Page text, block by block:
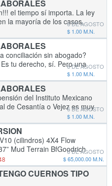
el tiempo sí importa. La ley
la mayoría de los casos,
para demandar un
Dejar pasar el tiempo
6 DE AGOSTO
$ 1.00 M.N.
conciliación sin abogado?
tu derecho, sí. Pero una
costarte dinero ???? y
???? Infórmat
6 DE AGOSTO
$ 1.00 M.N.
del Instituto Mexicano
de Cesantía o Vejez es muy
pensionado y recibes menos
es posible que no
6 DE AGOSTO
$ 1.00 M.N.
(cilindros) 4X4 Flow
Mud Terrain BfGoodrich
millas levantada tercer
en muy buen
6 DE AGOSTO
$ 65,000.00 M.N.
CUERNOS TIPO